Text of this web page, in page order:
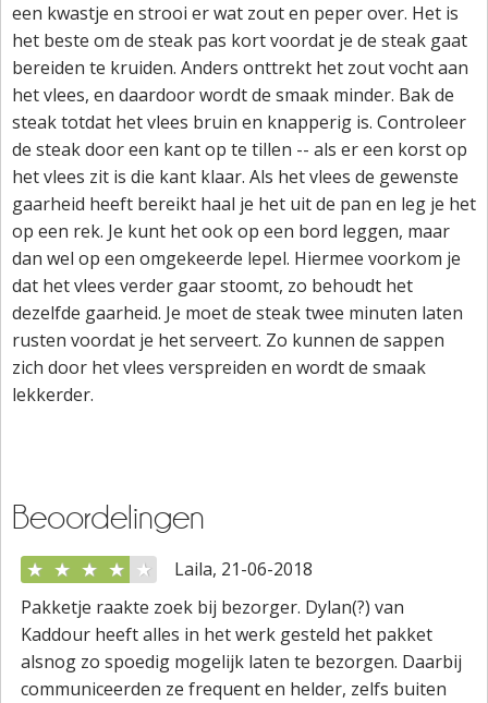
een kwastje en strooi er wat zout en peper over. Het is
het beste om de steak pas kort voordat je de steak gaat
bereiden te kruiden. Anders onttrekt het zout vocht aan
het vlees, en daardoor wordt de smaak minder. Bak de
steak totdat het vlees bruin en knapperig is. Controleer
de steak door een kant op te tillen -- als er een korst op
het vlees zit is die kant klaar. Als het vlees de gewenste
gaarheid heeft bereikt haal je het uit de pan en leg je het
op een rek. Je kunt het ook op een bord leggen, maar
dan wel op een omgekeerde lepel. Hiermee voorkom je
dat het vlees verder gaar stoomt, zo behoudt het
dezelfde gaarheid. Je moet de steak twee minuten laten
rusten voordat je het serveert. Zo kunnen de sappen
zich door het vlees verspreiden en wordt de smaak
lekkerder.
Beoordelingen
★ ★ ★ ★ ★
Laila, 21-06-2018
Pakketje raakte zoek bij bezorger. Dylan(?) van
Kaddour heeft alles in het werk gesteld het pakket
alsnog zo spoedig mogelijk laten te bezorgen. Daarbij
communiceerden ze frequent en helder, zelfs buiten